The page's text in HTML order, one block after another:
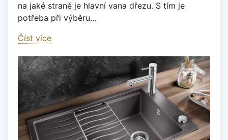
na jaké straně je hlavní vana dřezu. S tím je
potřeba při výběru...
Číst více